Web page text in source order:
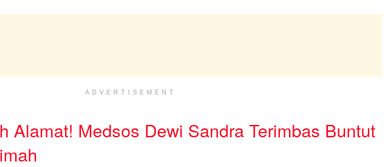
ADVERTISEMENT
Alamat! Medsos Dewi Sandra Terimbas Buntut